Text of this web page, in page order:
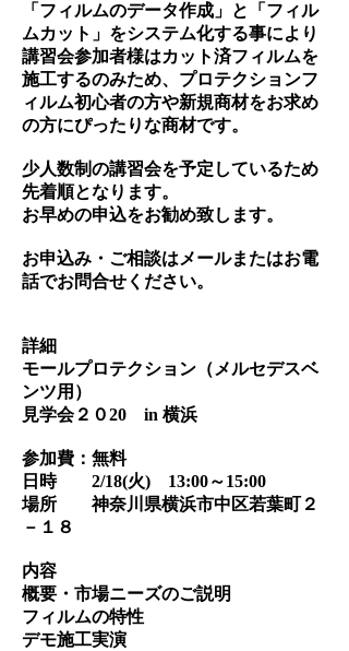
「フィルムのデータ作成」と「フィル
ムカット」をシステム化する事により
講習会参加者様はカット済フィルムを
施工するのみため、プロテクションフ
ィルム初心者の方や新規商材をお求め
の方にぴったりな商材です。
少人数制の講習会を予定しているため
先着順となります。
お早めの申込をお勧め致します。
お申込み・ご相談はメールまたはお電
話でお問合せください。
詳細
モールプロテクション（メルセデスベ
ンツ用）
見学会２０20 in 横浜
参加費：無料
日時 2/18(火) 13:00～15:00
場所 神奈川県横浜市中区若葉町２
－１８
内容
概要・市場ニーズのご説明
フィルムの特性
デモ施工実演